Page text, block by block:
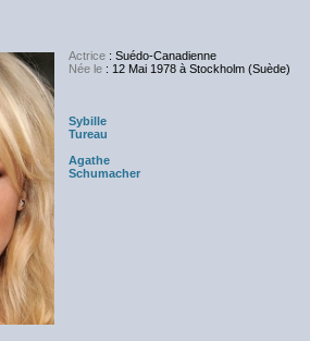
Actrice : Suédo-Canadienne
Née le : 12 Mai 1978 à Stockholm (Suède)
Sybille
Tureau
Agathe
Schumacher